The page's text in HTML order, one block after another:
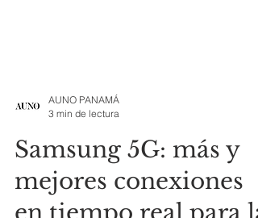
AUNO PANAMÁ
3 min de lectura
Samsung 5G: más y